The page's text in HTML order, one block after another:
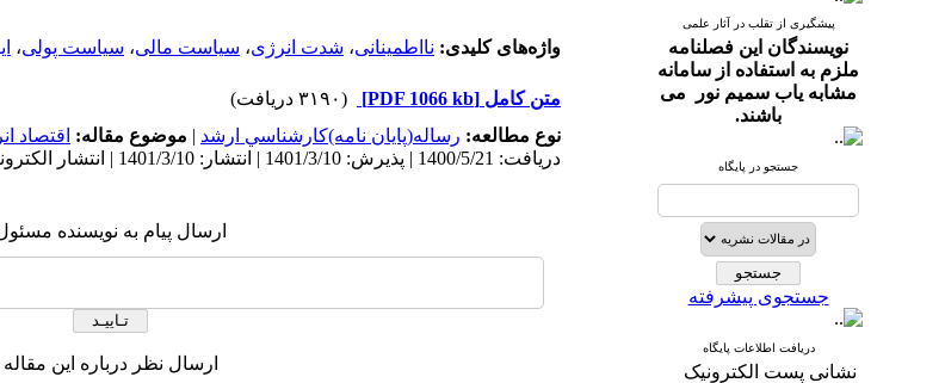
پیشگیری از تقلب در آثار علمی
نویسندگان این فصلنامه
ملزم به استفاده از سامانه
مشابه یاب سمیم نور می
باشند.
جستجو در پایگاه
جستجوی پیشرفته
دریافت اطلاعات پایگاه
نشانی پست الکترونیک
واژه‌های کلیدی: نااطمینانی، شدت انرژی، سیاست مالی، سیاست پولی،
متن کامل [PDF 1066 kb]
(۳۱۹۰ دریافت)
نوع مطالعه: رساله(پايان نامه)كارشناسي ارشد | موضوع مقاله: اقتصاد
دریافت: 1400/5/21 | پذیرش: 1401/3/10 | انتشار: 1401/3/10 | انتشار الکترونیک: 1401/3/10
ارسال پیام به نویسنده
ارسال نظر درباره این مقاله